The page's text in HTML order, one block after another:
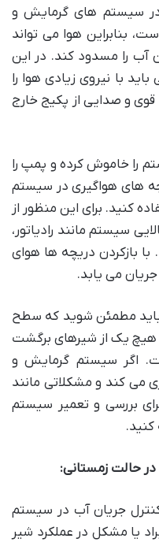
سیستم های گرمایش و
بنابراین هوا می تواند
آب را مسدود کند. در این
با نیروی زیادی هوا را
و صدایی از پکیج خارج
را خاموش کرده و پمپ را
های هواگیری در سیستم
کنید. برای این منظور از
سیستم مانند رادیاتور،
بازکردن دریچه ها هوای
می یابد.
مطمئن شوید که سطح
یک از شیرهای برگشت
اگر سیستم گرمایش و
می کند و مشکلاتی مانند
بررسی و تعمیر سیستم
در حالت زمستانی:
کنترل جریان آب در سیستم
یا مشکل در عملکرد شیر